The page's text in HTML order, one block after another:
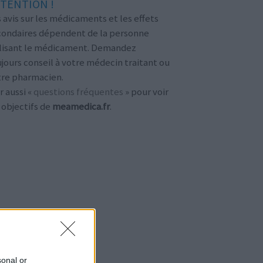
or
!
avis sur les médicaments et les effets
dépendent de la personne
le médicament. Demandez
conseil à votre médecin traitant ou
pharmacien.
aussi « questions fréquentes » pour voir
objectifs de meamedica.fr.